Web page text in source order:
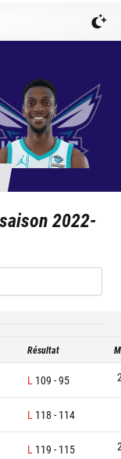
2022-
Résultat
L 109 -95
L 118 - 114
L 119 - 115